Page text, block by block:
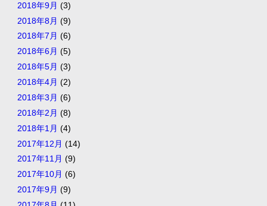
2018年9月 (3)
2018年8月 (9)
2018年7月 (6)
2018年6月 (5)
2018年5月 (3)
2018年4月 (2)
2018年3月 (6)
2018年2月 (8)
2018年1月 (4)
2017年12月 (14)
2017年11月 (9)
2017年10月 (6)
2017年9月 (9)